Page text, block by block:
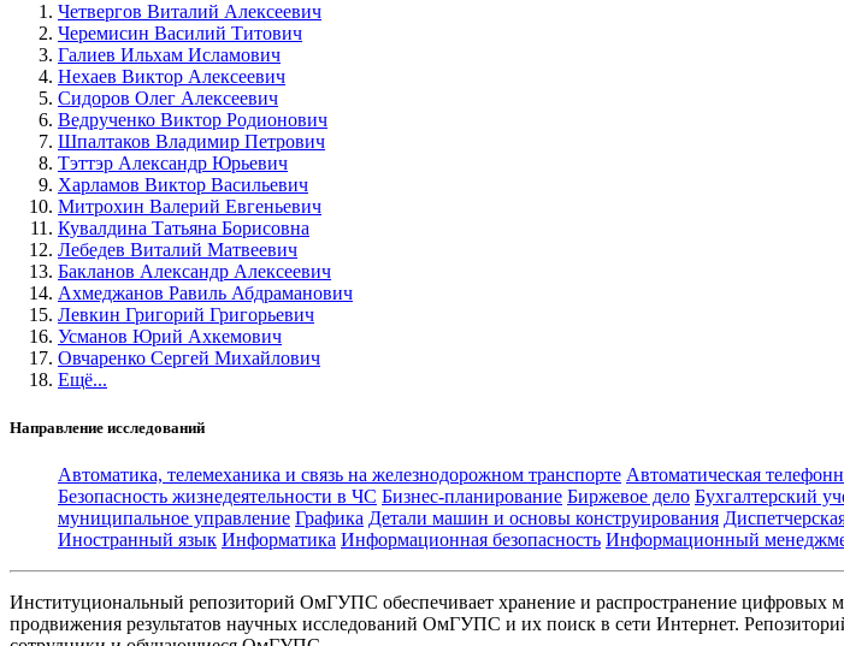
Четвергов Виталий Алексеевич
Черемисин Василий Титович
Галиев Ильхам Исламович
Нехаев Виктор Алексеевич
Сидоров Олег Алексеевич
Ведрученко Виктор Родионович
Шпалтаков Владимир Петрович
Тэттэр Александр Юрьевич
Харламов Виктор Васильевич
Митрохин Валерий Евгеньевич
Кувалдина Татьяна Борисовна
Лебедев Виталий Матвеевич
Бакланов Александр Алексеевич
Ахмеджанов Равиль Абдраманович
Левкин Григорий Григорьевич
Усманов Юрий Ахкемович
Овчаренко Сергей Михайлович
Ещё...
Направление исследований
Автоматика, телемеханика и связь на железнодорожном транспорте Автоматическая
Безопасность жизнедеятельности в ЧС Бизнес-планирование Биржевое дело Бухгалтерский
муниципальное управление Графика Детали машин и основы конструирования
Иностранный язык Информатика Информационная безопасность Информационный
Институциональный репозиторий ОмГУПС обеспечивает хранение и распространение
продвижения результатов научных исследований ОмГУПС и их поиск в сети Интернет.